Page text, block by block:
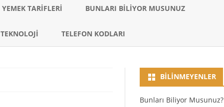
to
YEMEK TARIFLERI BUNLARI BILIYOR MUSUNUZ
TEKNOLOJI TELEFON KODLARI
BILINMEYENLER
Bunları Biliyor Musunuz?